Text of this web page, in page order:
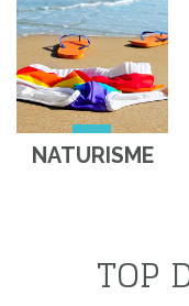
NATURISME
TOP